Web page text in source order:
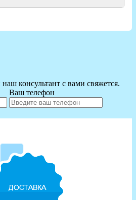
консультант с вами свяжется.
Ваш телефон